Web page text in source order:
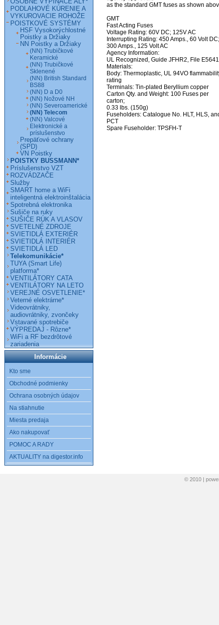
as the standard GMT fuses as shown
GMT
Fast Acting Fuses
Voltage Rating: 60V DC; 125V AC
Interrupting Rating: 450 Amps., 60 Volt DC;
300 Amps., 125 Volt AC
Agency Information:
UL Recognized, Guide JFHR2, File
Materials:
Body: Thermoplastic, UL 94VO
rating
Terminals: Tin-plated Beryllium copper
Carton Qty. and Weight: 100 Fuses per
carton;
0.33 lbs. (150g)
Fuseholders: Catalogue No. HLT, HLS,
PCT
Spare Fuseholder: TPSFH-T
PODLAHOVÉ KÚRENIE A
VYKUROVACIE ROHOŽE
POISTKOVÉ SYSTÉMY
HSF Vysokorýchlostné
Poistky a Držiaky
NN Poistky a Držiaky
(NN) Trubičkové
Keramické
(NN) Trubičkové
Sklenené
(NN) British Standard
BS88
(NN) D a D0
(NN) Nožové NH
(NN) Severoamerické
(NN) Telecom
(NN) Valcové
Elektronické a
príslušenstvo
Prepäťové ochrany
(SPD)
VN Poistky
POISTKY BUSSMANN*
Príslušenstvo VZT
ROZVÁDZAČE
Služby
SMART home a WiFi
inteligentná elektroinštalácia
Spotrebná elektronika
Sušiče na ruky
SUŠIČE RÚK A VLASOV
SVETELNÉ ZDROJE
SVIETIDLÁ EXTERIÉR
SVIETIDLÁ INTERIÉR
SVIETIDLÁ LED
Telekomunikácie*
TUYA (Smart Life)
platforma*
VENTILÁTORY CATA
VENTILÁTORY NA LETO
VEREJNÉ OSVETLENIE*
Veterné elektrárne*
Videovrátniky,
audiovrátniky, zvončeky
Vstavané spotrebiče
VÝPREDAJ - Rôzne*
WiFi a RF bezdrôtové
zariadenia
Informácie
Kto sme
Obchodné podmienky
Ochrana osobných údajov
Na stiahnutie
Miesta predaja
Ako nakupovať
POMOC A RADY
AKTUALITY na digestor.info
© 2010 |